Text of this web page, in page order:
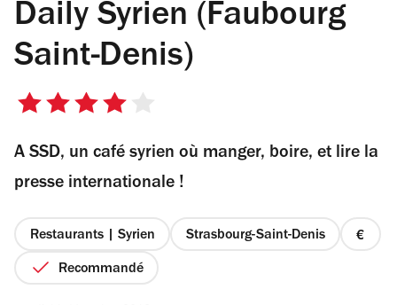
Daily Syrien (Faubourg
Saint-Denis)
4
5
étoiles
A SSD, un café syrien où manger, boire, et lire la
presse internationale !
Restaurants | Syrien Strasbourg-Saint-Denis
prix
Recommandé